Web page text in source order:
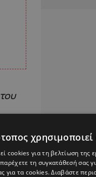
και
cookies για τη βελτίωση της
τη συγκατάθεσή σας
για τα cookies.Διαβάστε